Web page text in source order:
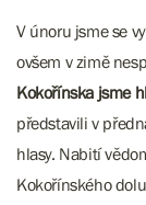
V únoru jsme se
ovšem v zimě
Kokořínska jsme
představili v
hlasy. Nabití
Kokořínského